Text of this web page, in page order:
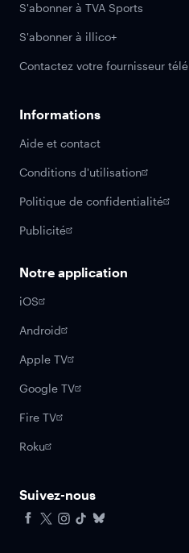
S'abonner à TVA Sports
S'abonner à illico+
Contactez votre fournisseur télé
Informations
Aide et contact
Conditions d'utilisation
Politique de confidentialité
Publicité
Notre application
iOS
Android
Apple TV
Google TV
Fire TV
Roku
Suivez-nous